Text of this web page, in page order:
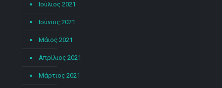
Ιούλιος 2021
Ιούνιος 2021
Μάιος 2021
Απρίλιος 2021
Μάρτιος 2021